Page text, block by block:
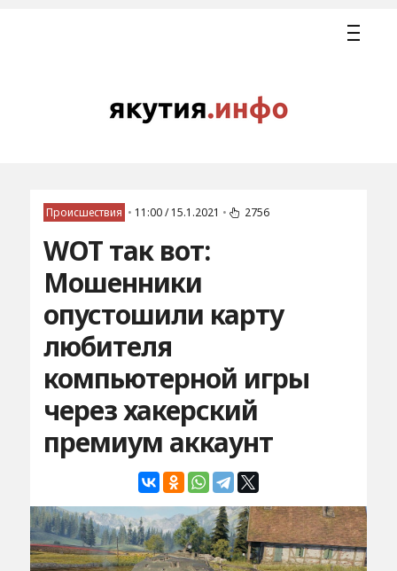
Происшествия • 11:00 / 15.1.2021 • 2756
WOT так вот:
Мошенники
опустошили карту
любителя
компьютерной игры
через хакерский
премиум аккаунт